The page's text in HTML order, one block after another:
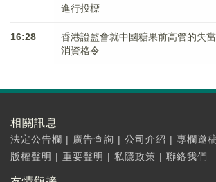
進行投標
16:28
香港證監會就中國糖果前高管的失
消資格令
相關訊息
法定公告欄 | 廣告查詢 | 公司介紹 | 專欄邀
版權聲明 | 重要聲明 | 私隱政策 | 聯絡我們